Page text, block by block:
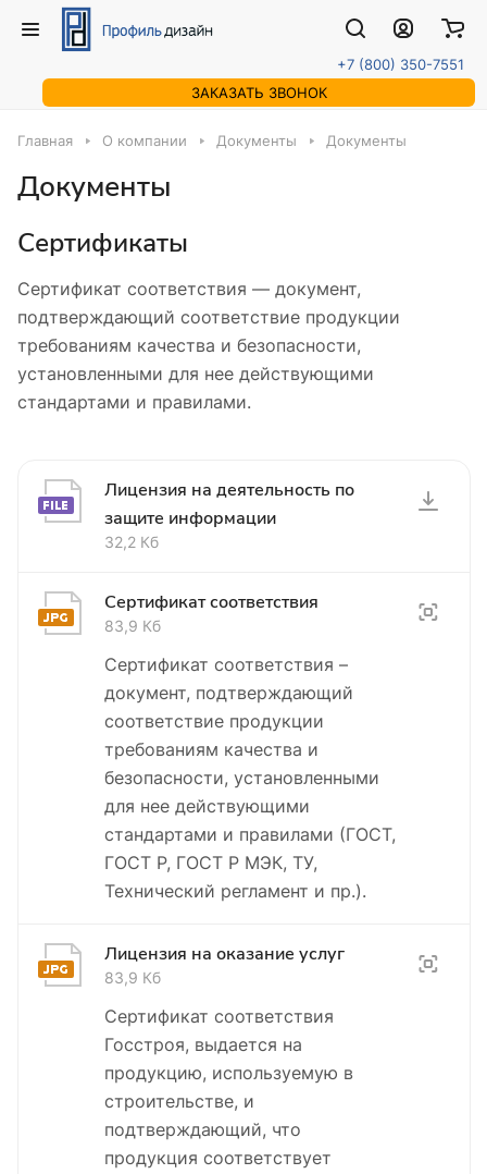
+7 (800) 350-7551
ЗАКАЗАТЬ ЗВОНОК
Главная О компании Документы Документы
Документы
Сертификаты
Сертификат соответствия — документ,
подтверждающий соответствие продукции
требованиям качества и безопасности,
установленными для нее действующими
стандартами и правилами.
Лицензия на деятельность по
защите информации
32,2 Кб
Сертификат соответствия
83,9 Кб
Сертификат соответствия –
документ, подтверждающий
соответствие продукции
требованиям качества и
безопасности, установленными
для нее действующими
стандартами и правилами (ГОСТ,
ГОСТ Р, ГОСТ Р МЭК, ТУ,
Технический регламент и пр.).
Лицензия на оказание услуг
83,9 Кб
Сертификат соответствия
Госстроя, выдается на
продукцию, используемую в
строительстве, и
подтверждающий, что
продукция соответствует